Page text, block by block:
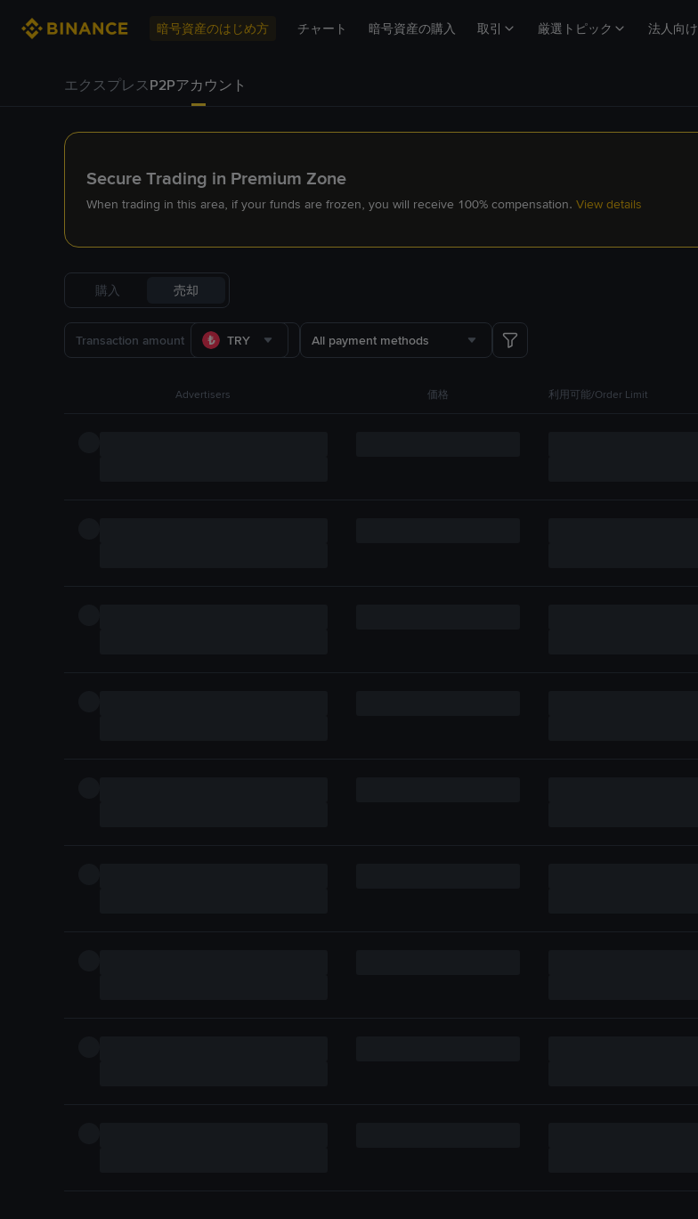
暗号資産のはじめ方 チャート 暗号資産の購入 取引 厳選トピック 法人向け
エクスプレスP2Pアカウント
Secure Trading in Premium Zone
When trading in this area, if your funds are frozen, you will receive 100% compensation. View details
購入 売却
TRY All payment methods
Advertisers 価格 利用可能/Order Limit